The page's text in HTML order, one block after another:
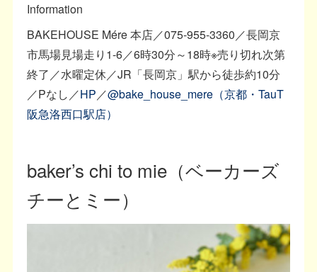
Information
BAKEHOUSE Mére 本店／075-955-3360／長岡京
市馬場見場走り1-6／6時30分～18時※売り切れ次第
終了／水曜定休／JR「長岡京」駅から徒歩約10分
／Pなし／HP／@bake_house_mere（京都・TauT
阪急洛西口駅店）
baker’s chi to mie（ベーカーズ
チーとミー）